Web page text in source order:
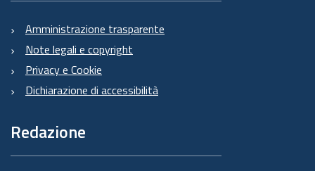
Amministrazione trasparente
Note legali e copyright
Privacy e Cookie
Dichiarazione di accessibilità
Redazione